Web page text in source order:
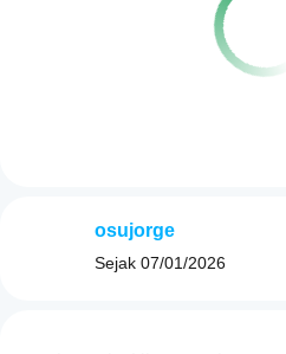
osujorge
Sejak 07/01/2026